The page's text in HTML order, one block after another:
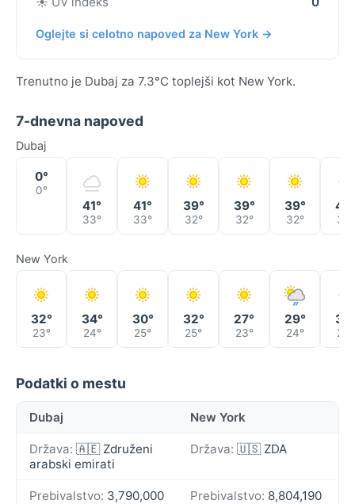
Oglejte si celotno napoved za New York →
Trenutno je Dubaj za 7.3°C toplejši kot New York.
7-dnevna napoved
Dubaj
0°
0°
41°
33°
41°
33°
39°
32°
39°
32°
39°
32° 32°
New York
32°
23°
34°
24°
30°
25°
32°
25°
27°
23°
29°
24° 24°
Podatki o mestu
Dubaj New York
Država: 🇦🇪 Združeni
arabski emirati
Država: 🇺🇸 ZDA
Prebivalstvo: 3,790,000 Prebivalstvo: 8,804,190